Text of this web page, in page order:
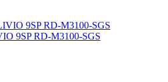
9SP RD-M3100-SGS